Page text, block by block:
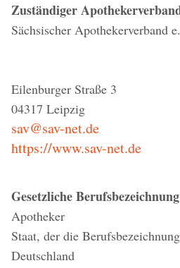
Zuständiger
Sächsischer Apothekerverband
Eilenburger Straße 3
04317 Leipzig
sav@sav-net.de
https://www.sav-net.de
Gesetzliche Berufsbezeichnung
Apotheker
Staat, der die
Deutschland